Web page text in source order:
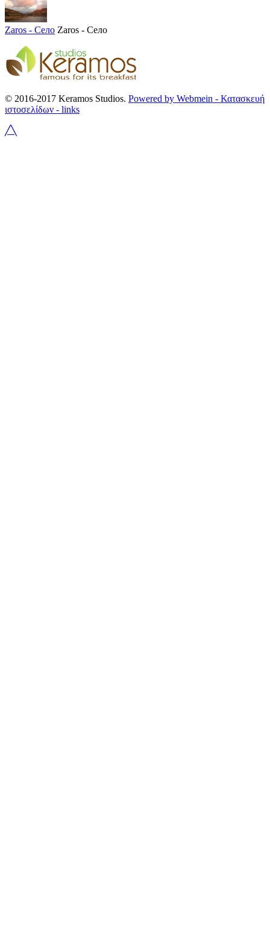
Zaros - Село Zaros - Село
© 2016-2017 Keramos Studios. Powered by Webmein - Κατασκευή
ιστοσελίδων - links
╱╲